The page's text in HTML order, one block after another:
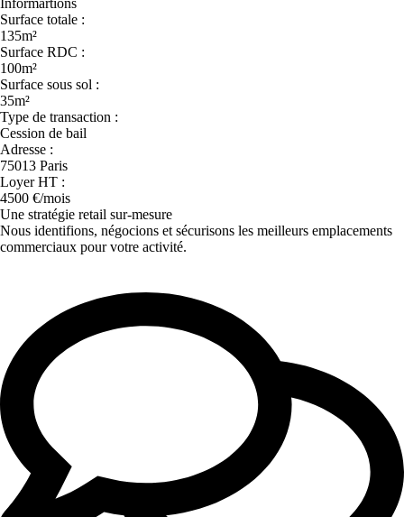
Surface totale :
135m²
Surface RDC :
100m²
Surface sous sol :
35m²
Type de transaction :
Cession de bail
Adresse :
75013 Paris
Loyer HT :
4500 €/mois
Une stratégie retail sur-mesure
Nous identifions, négocions et sécurisons les meilleurs emplacements
commerciaux pour votre activité.